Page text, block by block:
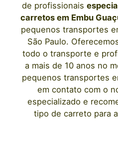
de profissionais
carretos em Embu
pequenos transportes
São Paulo.
todo o transporte e
a mais de 10 anos no
pequenos transportes
em contato com o
especializado e
tipo de carreto para